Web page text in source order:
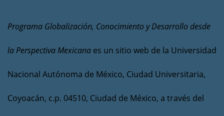
Programa Globalización, Conocimiento y Desarrollo desde
la Perspectiva Mexicana es un sitio web de la Universidad
Nacional Autónoma de México, Ciudad Universitaria,
Coyoacán, c.p. 04510, Ciudad de México, a través del